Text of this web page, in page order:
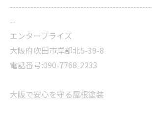
--
エンタープライズ
大阪府吹田市岸部北5-39-8
電話番号:090-7768-2233
大阪で安心を守る屋根塗装